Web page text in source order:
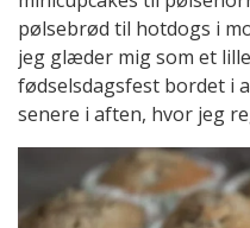
pølsebrød til hotdogs i
jeg glæder mig som et
fødselsdagsfest bordet i
senere i aften, hvor jeg